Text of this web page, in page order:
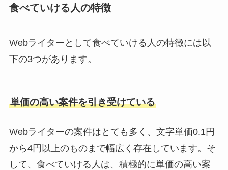
食べていける人の特徴
Webライターとして食べていける人の特徴には以
下の3つがあります。
単価の高い案件を引き受けている
Webライターの案件はとても多く、文字単価0.1円
から4円以上のものまで幅広く存在しています。そ
して、食べていける人は、積極的に単価の高い案